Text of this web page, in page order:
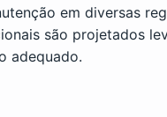
em diversas
são projetados
adequado.